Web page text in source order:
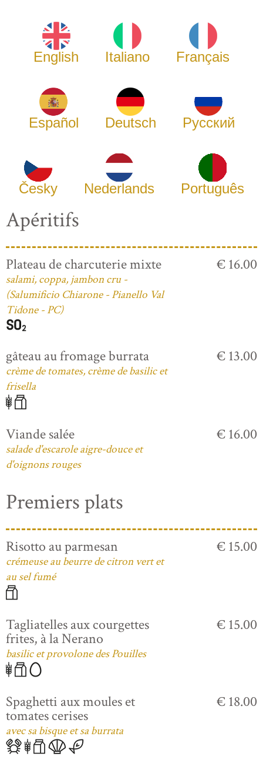
English Italiano Français
Español Deutsch Русский
Česky Nederlands Português
Apéritifs
Plateau de charcuterie mixte
salami, coppa, jambon cru -
(Salumificio Chiarone - Pianello Val
Tidone - PC)
€ 16.00
gâteau au fromage burrata
crème de tomates, crème de basilic et
frisella
€ 13.00
Viande salée
salade d'escarole aigre-douce et
d'oignons rouges
€ 16.00
Premiers plats
Risotto au parmesan
crémeuse au beurre de citron vert et
au sel fumé
€ 15.00
Tagliatelles aux courgettes
frites, à la Nerano
basilic et provolone des Pouilles
€ 15.00
Spaghetti aux moules et
tomates cerises
avec sa bisque et sa burrata
€ 18.00